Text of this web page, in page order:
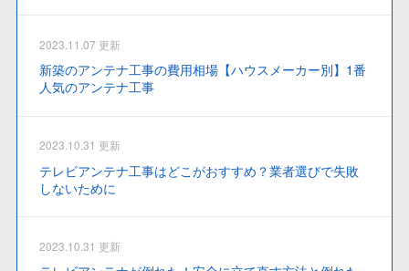
2023.11.07 更新
新築のアンテナ工事の費用相場【ハウスメーカー別】1番
人気のアンテナ工事
2023.10.31 更新
テレビアンテナ工事はどこがおすすめ？業者選びで失敗
しないために
2023.10.31 更新